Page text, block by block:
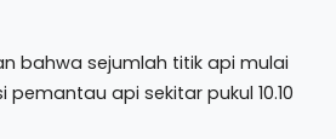
bahwa sejumlah titik api mulai
api sekitar pukul 10.10